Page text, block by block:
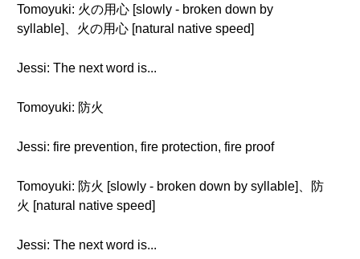
Tomoyuki: 火の用心 [slowly - broken down by
syllable]、火の用心 [natural native speed]
Jessi: The next word is...
Tomoyuki: 防火
Jessi: fire prevention, fire protection, fire proof
Tomoyuki: 防火 [slowly - broken down by syllable]、防
火 [natural native speed]
Jessi: The next word is...